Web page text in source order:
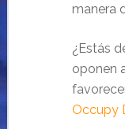
manera
¿Estás
oponen
Occupy